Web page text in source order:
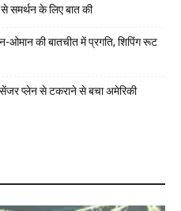
समर्थन के लिए बात की
ओमान की बातचीत में प्रगति, शिपिंग रूट
प्लेन से टकराने से बचा अमेरिकी